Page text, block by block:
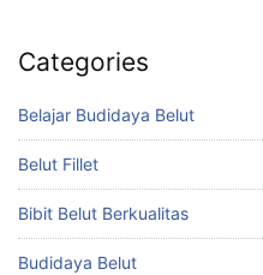
Categories
Belajar Budidaya Belut
Belut Fillet
Bibit Belut Berkualitas
Budidaya Belut